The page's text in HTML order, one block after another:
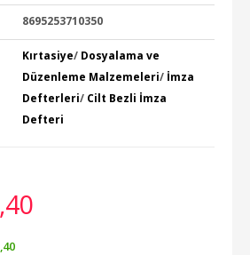
8695253710350
Kırtasiye/ Dosyalama ve
Düzenleme Malzemeleri/ İmza
Defterleri/ Cilt Bezli İmza
Defteri
,40
,40